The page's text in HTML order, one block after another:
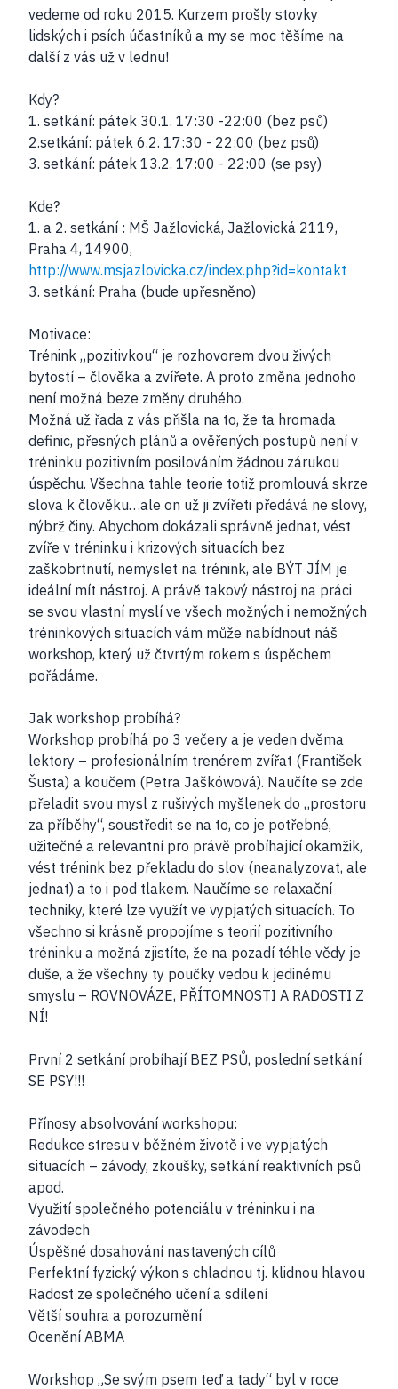
vedeme od roku 2015. Kurzem prošly stovky
lidských i psích účastníků a my se moc těšíme na
další z vás už v lednu!
Kdy?
1. setkání: pátek 30.1. 17:30 -22:00 (bez psů)
2.setkání: pátek 6.2. 17:30 - 22:00 (bez psů)
3. setkání: pátek 13.2. 17:00 - 22:00 (se psy)
Kde?
1. a 2. setkání : MŠ Jažlovická, Jažlovická 2119,
Praha 4, 14900,
http://www.msjazlovicka.cz/index.php?id=kontakt
3. setkání: Praha (bude upřesněno)
Motivace:
Trénink „pozitivkou“ je rozhovorem dvou živých
bytostí – člověka a zvířete. A proto změna jednoho
není možná beze změny druhého.
Možná už řada z vás přišla na to, že ta hromada
definic, přesných plánů a ověřených postupů není v
tréninku pozitivním posilováním žádnou zárukou
úspěchu. Všechna tahle teorie totiž promlouvá skrze
slova k člověku…ale on už ji zvířeti předává ne slovy,
nýbrž činy. Abychom dokázali správně jednat, vést
zvíře v tréninku i krizových situacích bez
zaškobrtnutí, nemyslet na trénink, ale BÝT JÍM je
ideální mít nástroj. A právě takový nástroj na práci
se svou vlastní myslí ve všech možných i nemožných
tréninkových situacích vám může nabídnout náš
workshop, který už čtvrtým rokem s úspěchem
pořádáme.
Jak workshop probíhá?
Workshop probíhá po 3 večery a je veden dvěma
lektory – profesionálním trenérem zvířat (František
Šusta) a koučem (Petra Jaškówová). Naučíte se zde
přeladit svou mysl z rušivých myšlenek do „prostoru
za příběhy“, soustředit se na to, co je potřebné,
užitečné a relevantní pro právě probíhající okamžik,
vést trénink bez překladu do slov (neanalyzovat, ale
jednat) a to i pod tlakem. Naučíme se relaxační
techniky, které lze využít ve vypjatých situacích. To
všechno si krásně propojíme s teorií pozitivního
tréninku a možná zjistíte, že na pozadí téhle vědy je
duše, a že všechny ty poučky vedou k jedinému
smyslu – ROVNOVÁZE, PŘÍTOMNOSTI A RADOSTI Z
NÍ!
První 2 setkání probíhají BEZ PSŮ, poslední setkání
SE PSY!!!
Přínosy absolvování workshopu:
Redukce stresu v běžném životě i ve vypjatých
situacích – závody, zkoušky, setkání reaktivních psů
apod.
Využití společného potenciálu v tréninku i na
závodech
Úspěšné dosahování nastavených cílů
Perfektní fyzický výkon s chladnou tj. klidnou hlavou
Radost ze společného učení a sdílení
Větší souhra a porozumění
Ocenění ABMA
Workshop „Se svým psem teď a tady“ byl v roce